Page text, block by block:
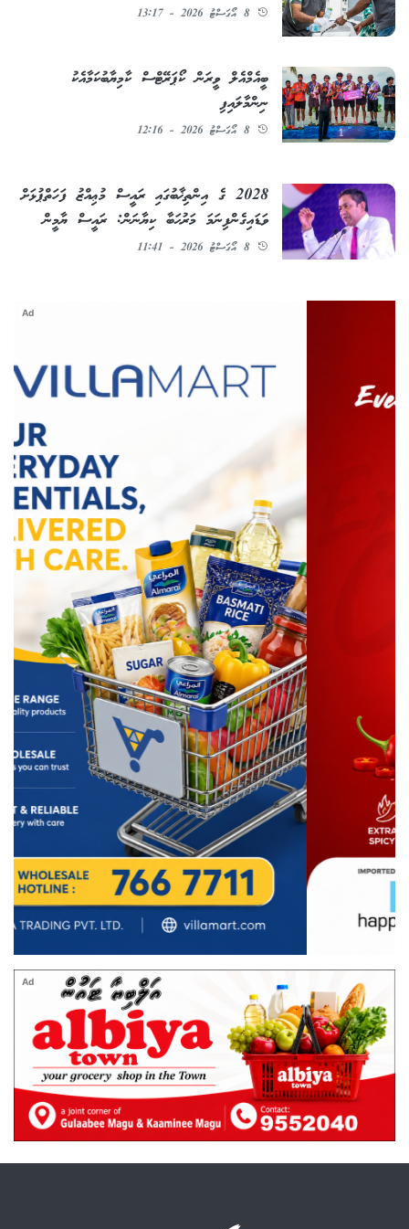
8 އޯގަސްޓު 2026 - 13:17
ބީއެމްއެލް ވީރަން ކޯޕަރޭޓްސް ކާމިޔާބުކަމާއެކު
ނިންމާލައިފި
8 އޯގަސްޓު 2026 - 12:16
2028 ގެ އިންތިޚާބުގައި ރައީސް މުޢިއްޒު ފަހަތްޕުޅަށް
ވަޑައިގެންފިނަމަ މަރުޙަބާ ކިޔާނަން: ރައީސް ޔާމީން
8 އޯގަސްޓު 2026 - 11:41
Ad
Ad